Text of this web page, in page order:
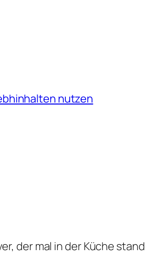
nutzen
der mal in der Küche stand